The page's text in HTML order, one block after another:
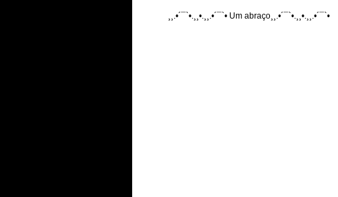
¸¸.•´¯`•.¸¸•.¸¸.•´¯`• Um abraço¸¸.•´¯`•.¸¸•.¸¸.•´¯`•